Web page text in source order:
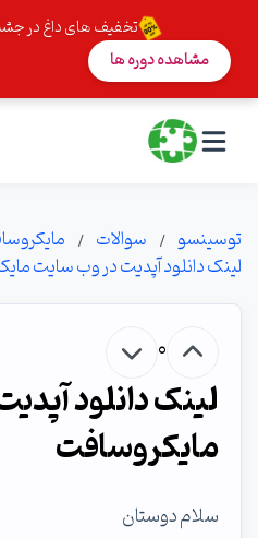
تخفیف های داغ در
مشاهده دوره ها
توسینسو سوالات
لینک دانلود آپدیت در وب سایت
0
لینک دانلود
مایکروسافت
سلام دوستان